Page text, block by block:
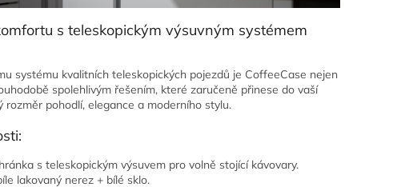
s teleskopickým výsuvným systémem
systému kvalitních teleskopických pojezdů je CoffeeCase nejen
spolehlivým řešením, které zaručeně přinese do vaší
rozměr pohodlí, elegance a moderního stylu.
s teleskopickým výsuvem pro volně stojící kávovary.
lakovaný nerez + bílé sklo.